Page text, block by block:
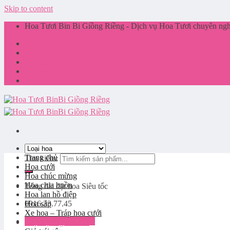
Skip to content
Hoa Tươi Bin Bi Giồng Riềng - Dịch vụ Hoa Tươi chuyên
Tìm kiếm:
Tổng đài đặt hoa Siêu tốc
0916.33.77.45
Trang chủ
Hoa cưới
Hoa chúc mừng
Hoa chia buồn
Hoa lan hồ điệp
Hoa sáp
Xe hoa – Tráp hoa cưới